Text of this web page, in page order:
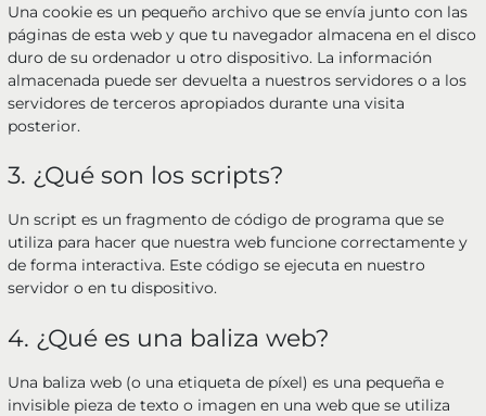
Una cookie es un pequeño archivo que se envía junto con las
páginas de esta web y que tu navegador almacena en el disco
duro de su ordenador u otro dispositivo. La información
almacenada puede ser devuelta a nuestros servidores o a los
servidores de terceros apropiados durante una visita
posterior.
3. ¿Qué son los scripts?
Un script es un fragmento de código de programa que se
utiliza para hacer que nuestra web funcione correctamente y
de forma interactiva. Este código se ejecuta en nuestro
servidor o en tu dispositivo.
4. ¿Qué es una baliza web?
Una baliza web (o una etiqueta de píxel) es una pequeña e
invisible pieza de texto o imagen en una web que se utiliza